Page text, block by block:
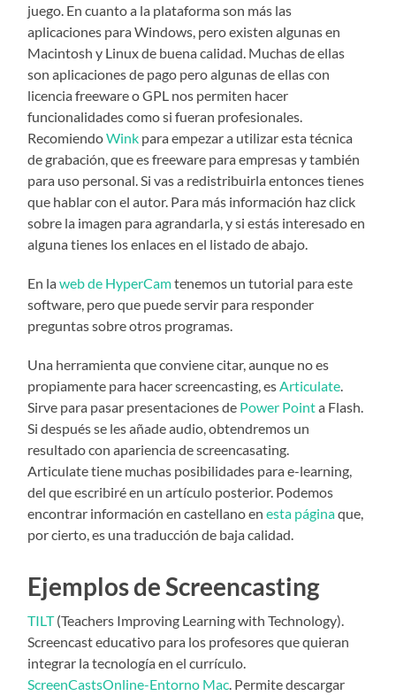
juego. En cuanto a la plataforma son más las
aplicaciones para Windows, pero existen algunas en
Macintosh y Linux de buena calidad. Muchas de ellas
son aplicaciones de pago pero algunas de ellas con
licencia freeware o GPL nos permiten hacer
funcionalidades como si fueran profesionales.
RecomiendoWink para empezar a utilizar esta técnica
de grabación, que es freeware para empresas y también
para uso personal. Si vas a redistribuirla entonces tienes
que hablar con el autor. Para más información haz click
sobre la imagen para agrandarla, y si estás interesado en
alguna tienes los enlaces en el listado de abajo.
En laweb de HyperCamtenemos un tutorial para este
software, pero que puede servir para responder
preguntas sobre otros programas.
Una herramienta que conviene citar, aunque no es
propiamente para hacer screencasting, es Articulate
Sirve para pasar presentaciones de Power Pointa Flash.
Si después se les añade audio, obtendremos un
resultado con apariencia de screencasating.
Articulate tiene muchas posibilidades para e-learning,
del que escribiré en un artículo posterior. Podemos
encontrar información en castellano enesta páginaque,
por cierto, es una traducción de baja calidad.
Ejemplos de Screencasting
TILT(Teachers Improving Learning with Technology).
Screencast educativo para los profesores que quieran
integrar la tecnología en el currículo.
ScreenCastsOnline-Entorno Mac . Permite descargar